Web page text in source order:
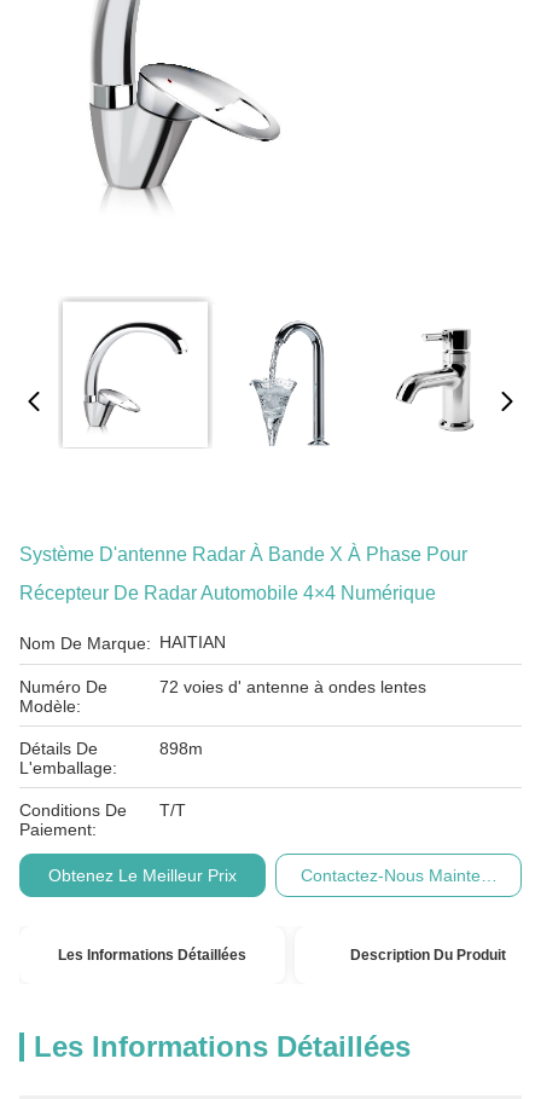
Système D'antenne Radar À Bande X À Phase Pour
Récepteur De Radar Automobile 4×4 Numérique
Nom De Marque: HAITIAN
Numéro De
Modèle:
72 voies d' antenne à ondes lentes
Détails De
L'emballage:
898m
Conditions De
Paiement:
T/T
Obtenez Le Meilleur Prix Contactez-Nous Maintenant
Les Informations Détaillées Description Du Produit
Les Informations Détaillées